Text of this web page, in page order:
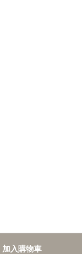
加入購物車